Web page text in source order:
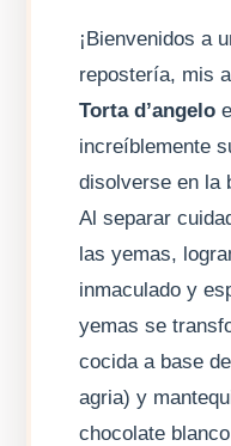
¡Bienvenidos a
repostería, mis
Torta d’angelo
increíblemente
disolverse en la
Al separar
las yemas,
inmaculado y
yemas se
cocida a base
agria) y
chocolate